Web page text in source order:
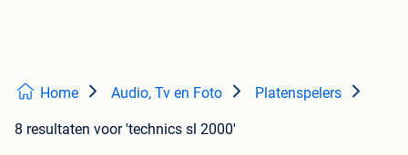
Home Audio, Tv en Foto Platenspelers
8 resultaten voor 'technics sl 2000'